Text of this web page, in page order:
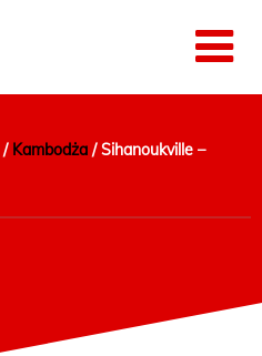
/ Kambodża /Sihanoukville –